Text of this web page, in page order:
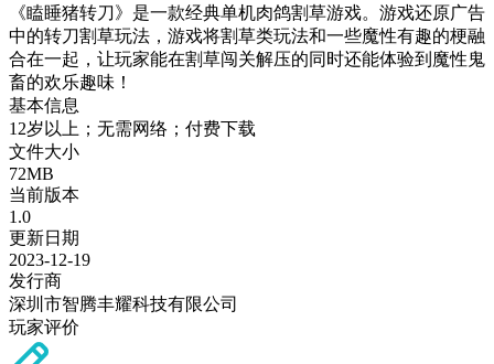
《瞌睡猪转刀》是一款经典单机肉鸽割草游戏。游戏还原广告
中的转刀割草玩法，游戏将割草类玩法和一些魔性有趣的梗融
合在一起，让玩家能在割草闯关解压的同时还能体验到魔性鬼
畜的欢乐趣味！
基本信息
12岁以上；无需网络；付费下载
文件大小
72MB
当前版本
1.0
更新日期
2023-12-19
发行商
深圳市智腾丰耀科技有限公司
玩家评价